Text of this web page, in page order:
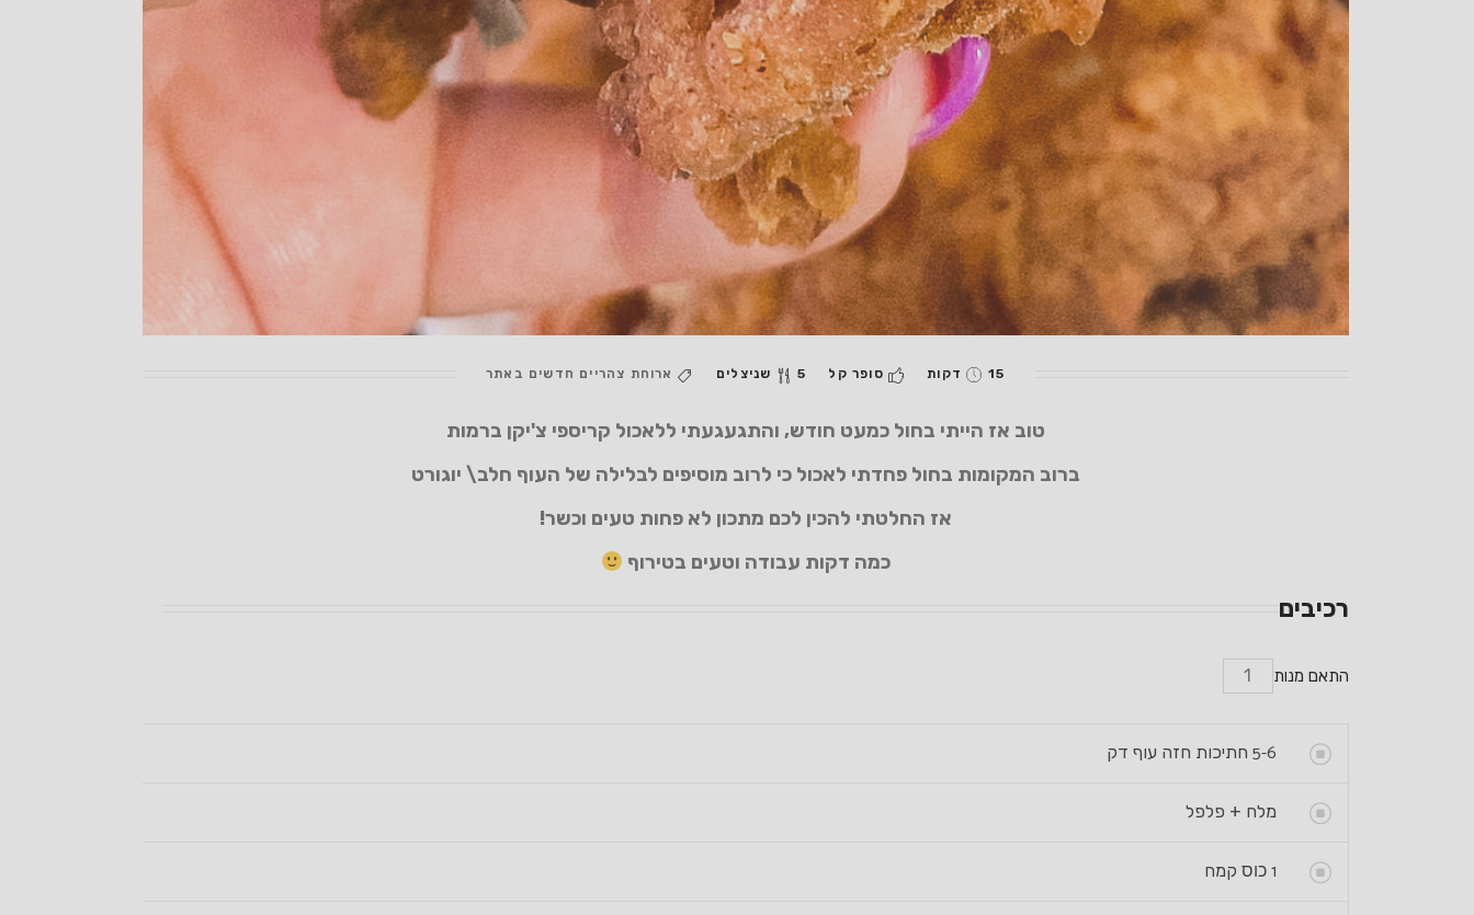
15 דקות סופר קל 5 שניצלים ארוחת צהריים חדשים באתר
טוב אז הייתי בחול כמעט חודש, והתגעגעתי ללאכול קריספי צ'יקן ברמות
ברוב המקומות בחול פחדתי לאכול כי לרוב מוסיפים לבלילה של העוף חלב\ יוגורט
אז החלטתי להכין לכם מתכון לא פחות טעים וכשר!
כמה דקות עבודה וטעים בטירוף
רכיבים
התאם מנות
5-6 חתיכות חזה עוף דק
מלח + פלפל
1 כוס קמח